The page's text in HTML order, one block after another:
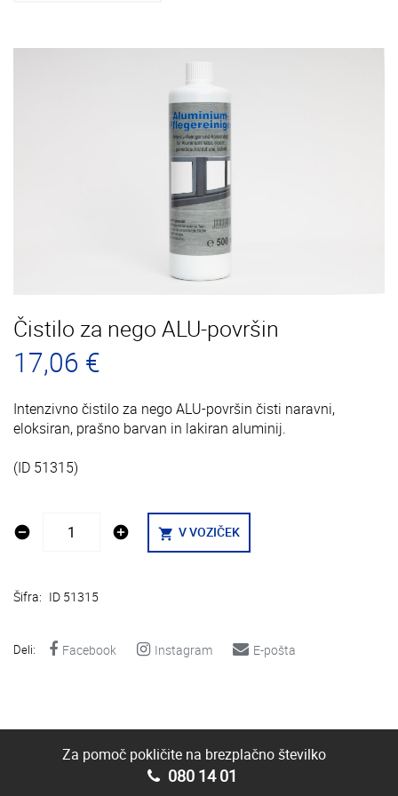
Čistilo za nego ALU-površin
17,06 €
Intenzivno čistilo za nego ALU-površin čisti naravni,
eloksiran, prašno barvan in lakiran aluminij.
(ID 51315)
remove_circle add_circle shopping_cart V VOZIČEK
Šifra: ID 51315
Deli: Facebook Instagram E-pošta
Za pomoč pokličite na brezplačno številko
080 14 01